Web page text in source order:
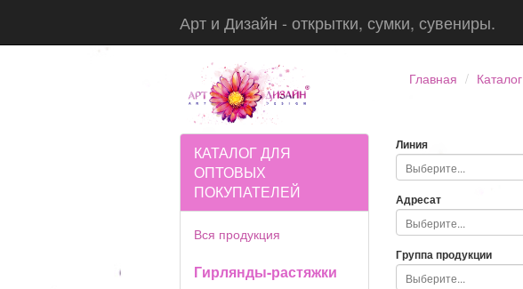
Арт и Дизайн - открытки, сумки, сувениры.
Главная Каталог
КАТАЛОГ ДЛЯ
ОПТОВЫХ
ПОКУПАТЕЛЕЙ
Вся продукция
Гирлянды-растяжки
Линия
Адресат
Группа продукции